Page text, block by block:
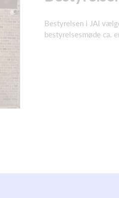
Bestyrelsen i JAI
bestyrelsesmøde ca.